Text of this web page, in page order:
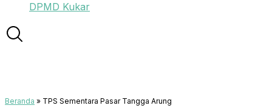
DPMD Kukar
Beranda » TPS Sementara Pasar Tangga Arung